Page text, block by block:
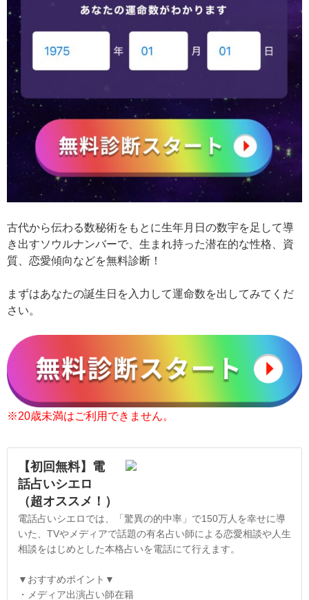
古代から伝わる数秘術をもとに生年月日の数宇を足して導
き出すソウルナンバーで、生まれ持った潜在的な性格、資
質、恋愛傾向などを無料診断！
まずはあなたの誕生日を入力して運命数を出してみてくだ
さい。
※20歳未満はご利用できません。
【初回無料】電
話占いシエロ
（超オススメ！）
電話占いシエロでは、「驚異の的中率」で150万人を幸せに導
いた、TVやメディアで話題の有名占い師による恋愛相談や人生
相談をはじめとした本格占いを電話にて行えます。
▼おすすめポイント▼
・メディア出演占い師在籍